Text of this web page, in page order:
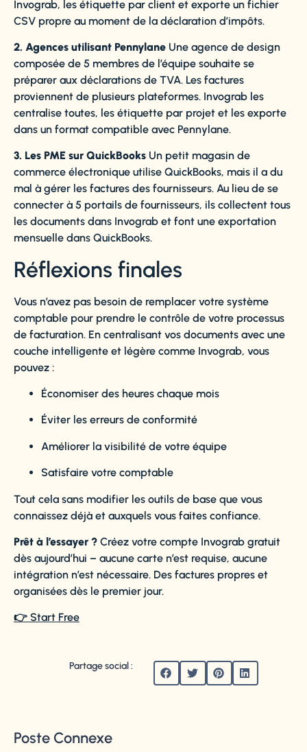
Invograb, les étiquette par client et exporte un fichier
CSV propre au moment de la déclaration d’impôts.
2. Agences utilisant Pennylane Une agence de design
composée de 5 membres de l’équipe souhaite se
préparer aux déclarations de TVA. Les factures
proviennent de plusieurs plateformes. Invograb les
centralise toutes, les étiquette par projet et les exporte
dans un format compatible avec Pennylane.
3. Les PME sur QuickBooks Un petit magasin de
commerce électronique utilise QuickBooks, mais il a du
mal à gérer les factures des fournisseurs. Au lieu de se
connecter à 5 portails de fournisseurs, ils collectent tous
les documents dans Invograb et font une exportation
mensuelle dans QuickBooks.
Réflexions finales
Vous n’avez pas besoin de remplacer votre système
comptable pour prendre le contrôle de votre processus
de facturation. En centralisant vos documents avec une
couche intelligente et légère comme Invograb, vous
pouvez :
Économiser des heures chaque mois
Éviter les erreurs de conformité
Améliorer la visibilité de votre équipe
Satisfaire votre comptable
Tout cela sans modifier les outils de base que vous
connaissez déjà et auxquels vous faites confiance.
Prêt à l’essayer ? Créez votre compte Invograb gratuit
dès aujourd’hui – aucune carte n’est requise, aucune
intégration n’est nécessaire. Des factures propres et
organisées dès le premier jour.
👉 Start Free
Partage social :
Poste Connexe